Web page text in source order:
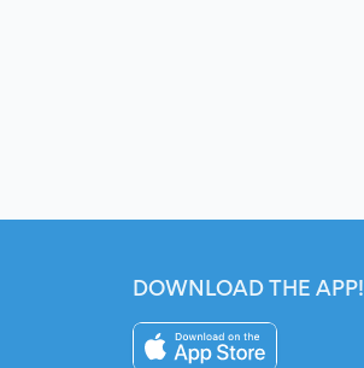
DOWNLOAD THE APP!